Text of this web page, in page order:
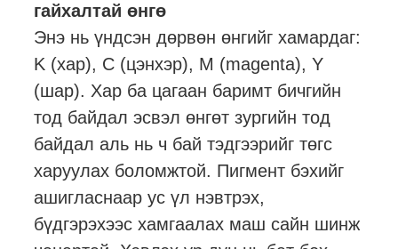
гайхалтай өнгө
Энэ нь үндсэн дөрвөн өнгийг хамардаг:
K (хар), C (цэнхэр), M (magenta), Y
(шар). Хар ба цагаан баримт бичгийн
тод байдал эсвэл өнгөт зургийн тод
байдал аль нь ч бай тэдгээрийг төгс
харуулах боломжтой. Пигмент бэхийг
ашигласнаар ус үл нэвтрэх,
бүдгэрэхээс хамгаалах маш сайн шинж